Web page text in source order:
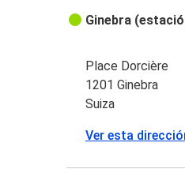
Ginebra
Place Dorcière
1201 Ginebra
Suiza
Ver esta